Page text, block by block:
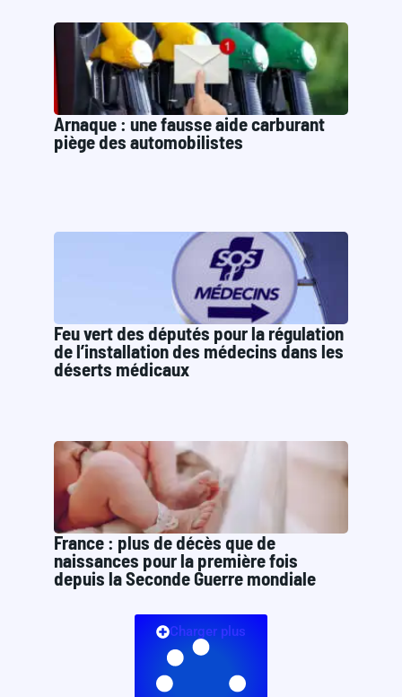
Arnaque : une fausse aide carburant
piège des automobilistes
Feu vert des députés pour la régulation
de l’installation des médecins dans les
déserts médicaux
France : plus de décès que de
naissances pour la première fois
depuis la Seconde Guerre mondiale
Charger plus